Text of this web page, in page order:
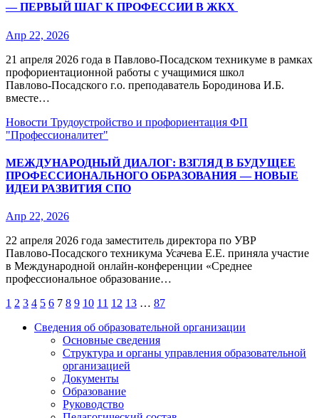
— ПЕРВЫЙ ШАГ К ПРОФЕССИИ В ЖКХ
Апр 22, 2026
21 апреля 2026 года в Павлово-Посадском техникуме в рамках
профориентационной работы с учащимися школ
Павлово‑Посадского г.о. преподаватель Бородинова И.Б.
вместе…
Новости Трудоустройство и профориентация ФП
"Профессионалитет"
МЕЖДУНАРОДНЫЙ ДИАЛОГ: ВЗГЛЯД В БУДУЩЕЕ
ПРОФЕССИОНАЛЬНОГО ОБРАЗОВАНИЯ — НОВЫЕ
ИДЕИ РАЗВИТИЯ СПО
Апр 22, 2026
22 апреля 2026 года заместитель директора по УВР
Павлово‑Посадского техникума Усачева Е.Е. приняла участие
в Международной онлайн‑конференции «Среднее
профессиональное образование…
Пагинация
записей
1 2 3 4 5 6 7 8 9 10 11 12 13 … 87
Сведения об образовательной организации
Основные сведения
Структура и органы управления образовательной
организацией
Документы
Образование
Руководство